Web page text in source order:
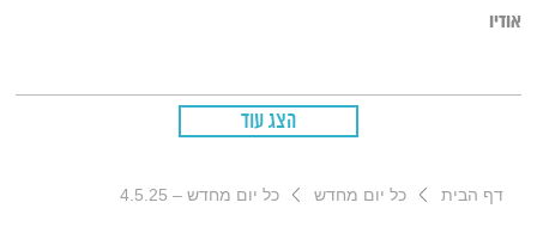
אודיו
הצג עוד
דף הבית כל יום מחדש כל יום מחדש – 4.5.25